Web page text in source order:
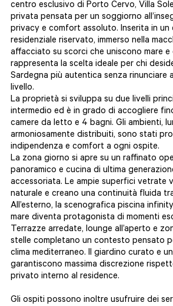
centro esclusivo di Porto Cervo, Villa
privata pensata per un soggiorno
privacy e comfort assoluto. Inserita in
residenziale riservato, immerso nella
affacciato su scorci che uniscono mare e
rappresenta la scelta ideale per chi
Sardegna più autentica senza rinunciare
livello.
La proprietà si sviluppa su due livelli
intermedio ed è in grado di accogliere
camere da letto e 4 bagni. Gli ambienti,
armoniosamente distribuiti, sono stati
indipendenza e comfort a ogni ospite.
La zona giorno si apre su un raffinato
panoramico e cucina di ultima
accessoriata. Le ampie superfici vetrate
naturale e creano una continuità fluida
All’esterno, la scenografica piscina
mare diventa protagonista di momenti
Terrazze arredate, lounge all’aperto e
stelle completano un contesto pensato
clima mediterraneo. Il giardino curato e
garantiscono massima discrezione
privato interno al residence.
Gli ospiti possono inoltre usufruire dei